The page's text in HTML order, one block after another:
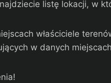
listę lokacji, w
właściciele
w danych